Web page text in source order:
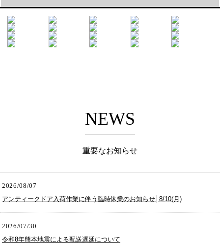
NEWS
重要なお知らせ
2026/08/07
アンティークドア入荷作業に伴う臨時休業のお知らせ│8/10(月)
2026/07/30
令和8年熊本地震による配送遅延について